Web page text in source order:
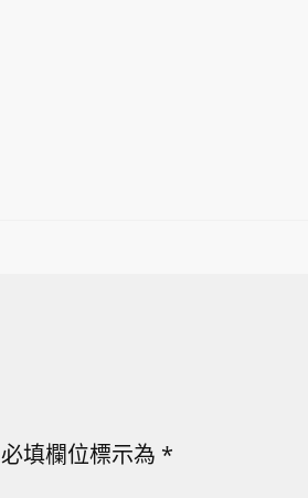
必填欄位標示為 *